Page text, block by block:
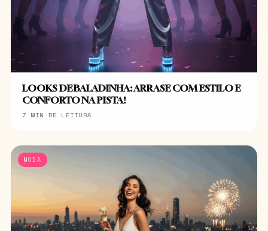
LOOKS DE BALADINHA: ARRASE COM ESTILO E
CONFORTO NA PISTA!
7 MIN DE LEITURA
MODA